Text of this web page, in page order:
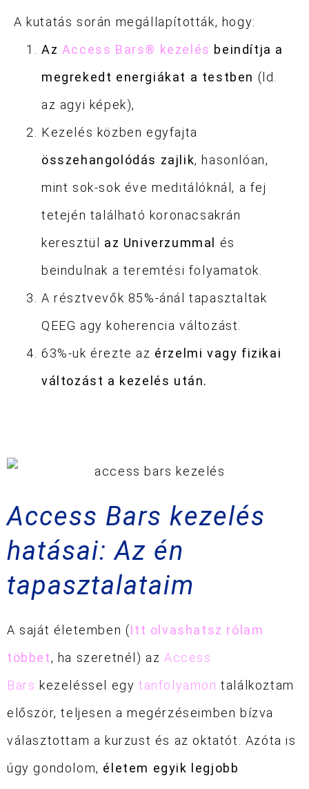
A kutatás során megállapították, hogy:
Az Access Bars® kezelés beindítja a
megrekedt energiákat a testben (ld.
az agyi képek),
Kezelés közben egyfajta
összehangolódás zajlik, hasonlóan,
mint sok-sok éve meditálóknál, a fej
tetején található koronacsakrán
keresztül az Univerzummal
és
beindulnak a teremtési folyamatok.
A résztvevők 85%-ánál tapasztaltak
QEEG agy koherencia változást.
63%-uk érezte az érzelmi vagy fizikai
változást a kezelés után.
Access Bars kezelés
hatásai: Az én
tapasztalataim
A saját életemben (Itt olvashatsz rólam
többet, ha szeretnél) azAccess
Bars kezeléssel egytanfolyamon találkoztam
először, teljesen a megérzéseimben bízva
választottam a kurzust és az oktatót. Azóta is
úgy gondolom, életem egyik legjobb